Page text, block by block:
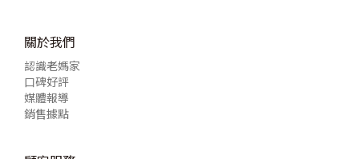
關於我們
認識老媽家
口碑好評
媒體報導
銷售據點